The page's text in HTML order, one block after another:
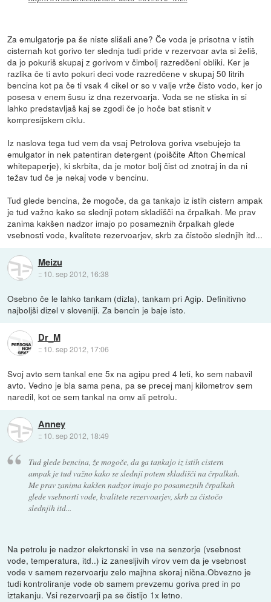
Za emulgatorje pa še niste slišali ane? Če voda je prisotna v istih
cisternah kot gorivo ter slednja tudi pride v rezervoar avta si želiš,
da jo pokuriš skupaj z gorivom v čimbolj razredčeni obliki. Ker je
razlika če ti avto pokuri deci vode razredčene v skupaj 50 litrih
bencina kot pa če ti vsak 4 cikel or so v valje vrže čisto vodo, ker jo
posesa v enem šusu iz dna rezervoarja. Voda se ne stiska in si
lahko predstavljaš kaj se zgodi če jo hoče bat stisnit v
kompresijskem ciklu.
Iz naslova tega tud vem da vsaj Petrolova goriva vsebujejo ta
emulgator in nek patentiran detergent (poiščite Afton Chemical
whitepaperje), ki skrbita, da je motor bolj čist od znotraj in da ni
težav tud če je nekaj vode v bencinu.
Tud glede bencina, že mogoče, da ga tankajo iz istih cistern ampak
je tud važno kako se slednji potem skladišči na črpalkah. Me prav
zanima kakšen nadzor imajo po posameznih črpalkah glede
vsebnosti vode, kvalitete rezervoarjev, skrb za čistočo slednjih itd...
Meizu
:: 10. sep 2012, 16:38
Osebno če le lahko tankam (dizla), tankam pri Agip. Definitivno
najboljši dizel v sloveniji. Za bencin je baje isto.
Dr_M
:: 10. sep 2012, 17:06
Svoj avto sem tankal ene 5x na agipu pred 4 leti, ko sem nabavil
avto. Vedno je bla sama pena, pa se precej manj kilometrov sem
naredil, kot ce sem tankal na omv ali petrolu.
Anney
:: 10. sep 2012, 18:49
Tud glede bencina, že mogoče, da ga tankajo iz istih cistern
ampak je tud važno kako se slednji potem skladišči na črpalkah.
Me prav zanima kakšen nadzor imajo po posameznih črpalkah
glede vsebnosti vode, kvalitete rezervoarjev, skrb za čistočo
slednjih itd...
Na petrolu je nadzor elekrtonski in vse na senzorje (vsebnost
vode, temperatura, itd..) iz zanesljivih virov vem da je vsebnost
vode v samem rezervoarju zelo majhna skoraj nična.Obvezno je
tudi kontroliranje vode ob samem prevzemu goriva pred in po
iztakanju. Vsi rezervoarji pa se čistijo 1x letno.